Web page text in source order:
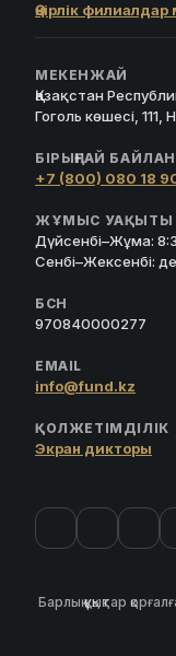
Өңірлік
МЕКЕНЖАЙ
Қазақстан
Гоголь көшесі,
БІРЫҢҒАЙ
+7 (800) 080 18
ЖҰМЫС УАҚЫТЫ
Дүйсенбі–Жұма:
Сенбі–Жексенбі:
БСН
970840000277
EMAIL
info@fund.kz
ҚОЛЖЕТІМДІЛІК
Экран дикторы
Барлық құқықтар